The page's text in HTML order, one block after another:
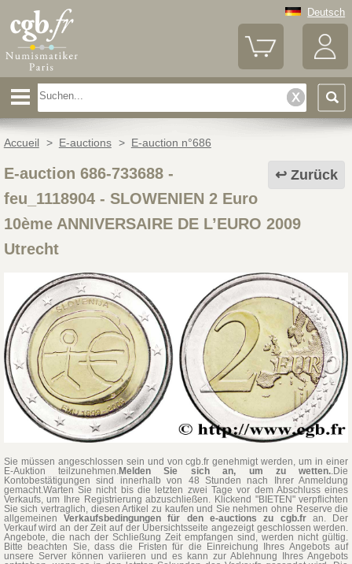
Deutsch
Accueil > E-auctions > E-auction n°686
Zurück
E-auction 686-733688 -
feu_1118904- SLOWENIEN 2 Euro
10ème ANNIVERSAIRE DE L’EURO 2009
Utrecht
Sie müssen angeschlossen sein und von cgb.fr genehmigt werden, um in einer
E-Auktion teilzunehmen.Melden Sie sich an, um zu wetten. .Die
Kontobestätigungen sind innerhalb von 48 Stunden nach Ihrer Anmeldung
gemacht.Warten Sie nicht bis die letzten zwei Tage vor dem Abschluss eines
Verkaufs, um Ihre Registrierung abzuschließen. Klickend "BIETEN" verpflichten
Sie sich vertraglich, diesen Artikel zu kaufen und Sie nehmen ohne Reserve die
allgemeinenVerkaufsbedingungen für den e-auctions zu cgb.fran. Der
Verkauf wird an der Zeit auf der Übersichtsseite angezeigt geschlossen werden.
Angebote, die nach der Schließung Zeit empfangen sind, werden nicht gültig.
Bitte beachten Sie, dass die Fristen für die Einreichung Ihres Angebots auf
unsere Server können variieren und es kann zur Ablehnung Ihres Angebots